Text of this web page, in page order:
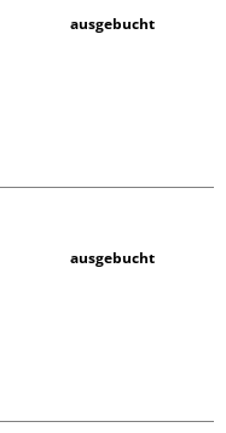
ausgebucht
ausgebucht